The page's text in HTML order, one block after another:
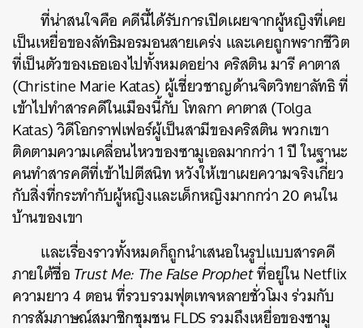
ที่น่าสนใจคือ คดีนี้ได้รับการเปิดเผยจากผู้หญิงที่เคย
เป็นเหยื่อของลัทธิมอรมอนสายเคร่ง และเคยถูกพรากชีวิต
ที่เป็นตัวของเธอเองไปทั้งหมดอย่าง คริสติน มารี คาตาส
(Christine Marie Katas) ผู้เชี่ยวชาญด้านจิตวิทยาลัทธิ ที่
เข้าไปทำสารคดีในเมืองนี้กับ โทลกา คาตาส (Tolga
Katas) วิดีโอกราฟเฟอร์ผู้เป็นสามีของคริสติน พวกเขา
ติดตามความเคลื่อนไหวของซามูเอลมากกว่า 1 ปี ในฐานะ
คนทำสารคดีที่เข้าไปตีสนิท หวังให้เขาเผยความจริงเกี่ยว
กับสิ่งที่กระทำกับผู้หญิงและเด็กหญิงมากกว่า 20 คนใน
บ้านของเขา
และเรื่องราวทั้งหมดก็ถูกนำเสนอในรูปแบบสารคดี
ภายใต้ชื่อTrust Me: The False Prophetที่อยู่ใน Netflix
ความยาว 4 ตอน ที่รวบรวมฟุตเทจหลายชั่วโมง ร่วมกับ
การสัมภาษณ์สมาชิกชุมชน FLDS รวมถึงเหยื่อของซามู